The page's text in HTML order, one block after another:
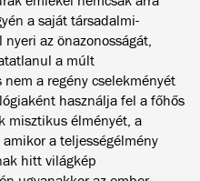
a saját társadalmi-
az önazonosságát,
a múlt
a regény cselekményét
használja fel a főhős
misztikus élményét, a
a teljességélmény
hitt világkép